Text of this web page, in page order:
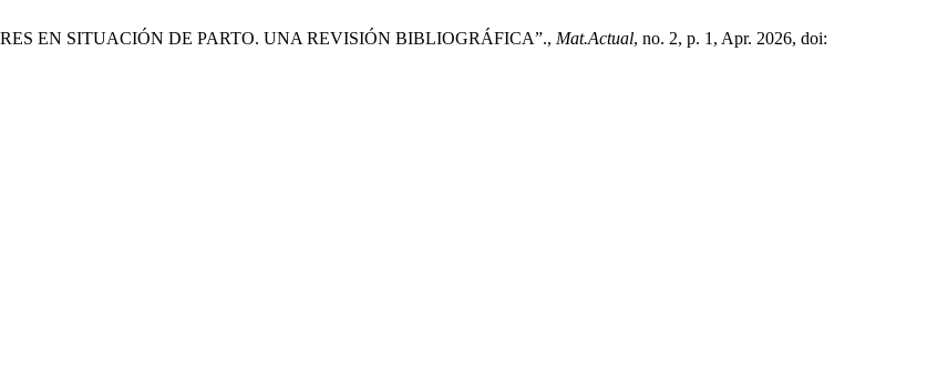
EN SITUACIÓN DE PARTO. UNA REVISIÓN BIBLIOGRÁFICA”., Mat.Actual, no. 2, p. 1, Apr. 2026, doi: